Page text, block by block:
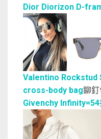
Dior Diorizon D-
Valentino
cross-body bag鉚
Givenchy Infinity=54